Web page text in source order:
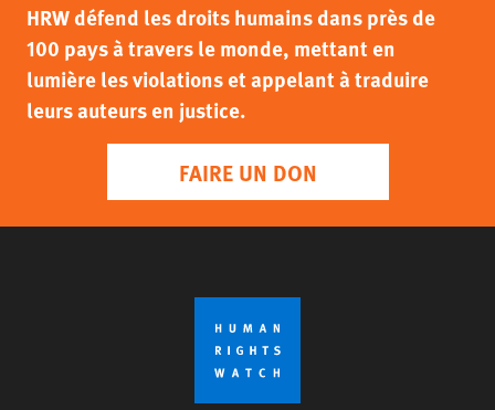
HRW défend les droits humains dans près de
100 pays à travers le monde, mettant en
lumière les violations et appelant à traduire
leurs auteurs en justice.
FAIRE UN DON